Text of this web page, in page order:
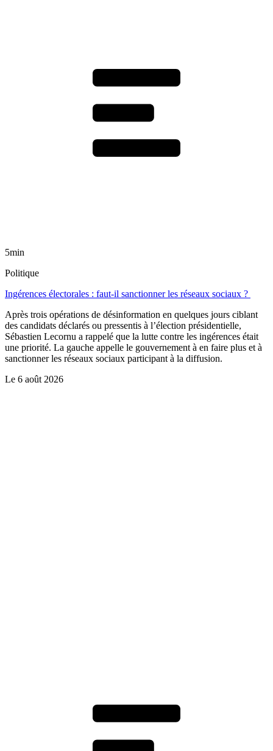
5min
Politique
Ingérences électorales : faut-il sanctionner les réseaux sociaux ?
Après trois opérations de désinformation en quelques jours ciblant
des candidats déclarés ou pressentis à l’élection présidentielle,
Sébastien Lecornu a rappelé que la lutte contre les ingérences était
une priorité. La gauche appelle le gouvernement à en faire plus et à
sanctionner les réseaux sociaux participant à la diffusion.
Le 6 août 2026